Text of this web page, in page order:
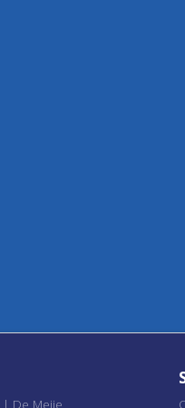
| De Meije